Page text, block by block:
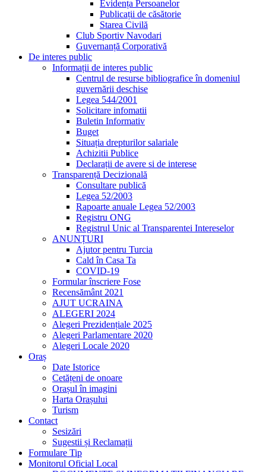
Evidența Persoanelor
Publicații de căsătorie
Starea Civilă
Club Sportiv Navodari
Guvernanță Corporativă
De interes public
Informații de interes public
Centrul de resurse bibliografice în domeniul
guvernării deschise
Legea 544/2001
Solicitare infomatii
Buletin Informativ
Buget
Situația drepturilor salariale
Achizitii Publice
Declarații de avere si de interese
Transparență Decizională
Consultare publică
Legea 52/2003
Rapoarte anuale Legea 52/2003
Registru ONG
Registrul Unic al Transparentei Intereselor
ANUNȚURI
Ajutor pentru Turcia
Cald în Casa Ta
COVID-19
Formular înscriere Fose
Recensământ 2021
AJUT UCRAINA
ALEGERI 2024
Alegeri Prezidențiale 2025
Alegeri Parlamentare 2020
Alegeri Locale 2020
Oraș
Date Istorice
Cetățeni de onoare
Orașul în imagini
Harta Orașului
Turism
Contact
Sesizări
Sugestii și Reclamații
Formulare Tip
Monitorul Oficial Local